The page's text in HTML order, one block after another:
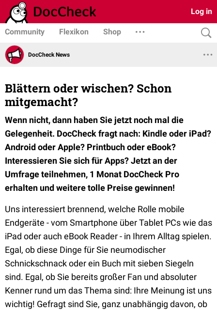
Log in
Community Flexikon Shop
DocCheck News
Blättern oder wischen? Schon
mitgemacht?
Wenn nicht, dann haben Sie jetzt noch mal die
Gelegenheit. DocCheck fragt nach: Kindle oder iPad?
Android oder Apple? Printbuch oder eBook?
Interessieren Sie sich für Apps? Jetzt an der
Umfrage teilnehmen, 1 Monat DocCheck Pro
erhalten und weitere tolle Preise gewinnen!
Uns interessiert brennend, welche Rolle mobile
Endgeräte - vom Smartphone über Tablet PCs wie das
iPad oder auch eBook Reader - in Ihrem Alltag spielen.
Egal, ob diese Dinge für Sie neumodischer
Schnickschnack oder ein Buch mit sieben Siegeln
sind. Egal, ob Sie bereits großer Fan und absoluter
Kenner rund um das Thema sind: Ihre Meinung ist uns
wichtig! Gefragt sind Sie, ganz unabhängig davon, ob